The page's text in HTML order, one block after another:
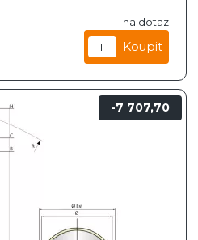
na dotaz
7 707,70